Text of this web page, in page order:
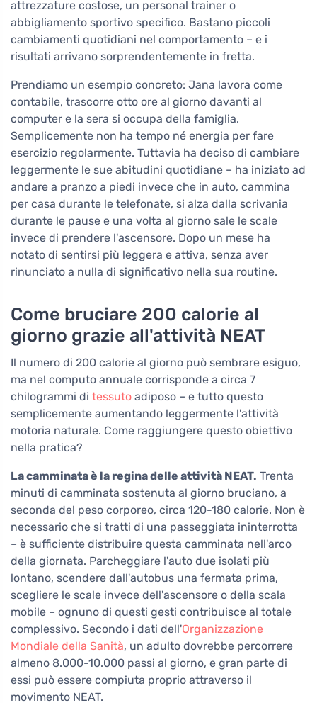
attrezzature costose, un personal trainer o
abbigliamento sportivo specifico. Bastano piccoli
cambiamenti quotidiani nel comportamento – e i
risultati arrivano sorprendentemente in fretta.
Prendiamo un esempio concreto: Jana lavora come
contabile, trascorre otto ore al giorno davanti al
computer e la sera si occupa della famiglia.
Semplicemente non ha tempo né energia per fare
esercizio regolarmente. Tuttavia ha deciso di cambiare
leggermente le sue abitudini quotidiane – ha iniziato ad
andare a pranzo a piedi invece che in auto, cammina
per casa durante le telefonate, si alza dalla scrivania
durante le pause e una volta al giorno sale le scale
invece di prendere l'ascensore. Dopo un mese ha
notato di sentirsi più leggera e attiva, senza aver
rinunciato a nulla di significativo nella sua routine.
Come bruciare 200 calorie al
giorno grazie all'attività NEAT
Il numero di 200 calorie al giorno può sembrare esiguo,
ma nel computo annuale corrisponde a circa 7
chilogrammi di tessuto adiposo – e tutto questo
semplicemente aumentando leggermente l'attività
motoria naturale. Come raggiungere questo obiettivo
nella pratica?
La camminata è la regina delle attività NEAT. Trenta
minuti di camminata sostenuta al giorno bruciano, a
seconda del peso corporeo, circa 120-180 calorie. Non è
necessario che si tratti di una passeggiata ininterrotta
– è sufficiente distribuire questa camminata nell'arco
della giornata. Parcheggiare l'auto due isolati più
lontano, scendere dall'autobus una fermata prima,
scegliere le scale invece dell'ascensore o della scala
mobile – ognuno di questi gesti contribuisce al totale
complessivo. Secondo i dati dell'Organizzazione
Mondiale della Sanità, un adulto dovrebbe percorrere
almeno 8.000-10.000 passi al giorno, e gran parte di
essi può essere compiuta proprio attraverso il
movimento NEAT.